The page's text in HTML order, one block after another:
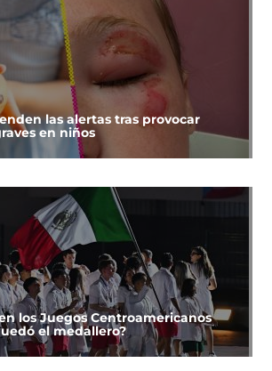
las alertas tras provocar
en niños
los Juegos Centroamericanos
el medallero?